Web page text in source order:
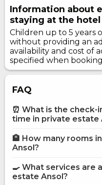
Information about
staying at the hotel
Children up to 5 years
without providing an
availability and cost of
specified when
FAQ
⏰ What is the check-
time in private estate
More information about
🏨 How many rooms
Ansol?
🍳 What services are
estate Ansol?